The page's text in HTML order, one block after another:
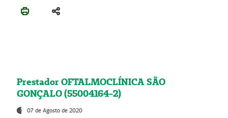
Prestador OFTALMOCLÍNICA SÃO
GONÇALO (55004164-2)
07 de Agosto de 2020